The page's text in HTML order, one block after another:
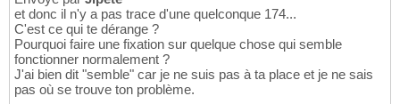
et donc il n'y a pas trace d'une quelconque 174...
C'est ce qui te dérange ?
Pourquoi faire une fixation sur quelque chose qui semble
fonctionner normalement ?
J'ai bien dit "semble" car je ne suis pas à ta place et je ne sais
pas où se trouve ton problème.